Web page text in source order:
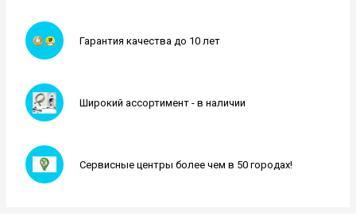
Гарантия качества до 10 лет
Широкий ассортимент - в наличии
Сервисные центры более чем в 50 городах!